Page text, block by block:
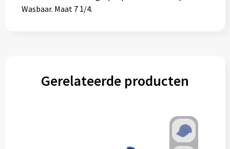
Wasbaar. Maat 7 1/4.
Gerelateerde producten